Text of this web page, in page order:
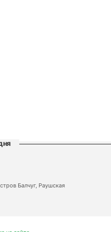
Балчуг, Раушская